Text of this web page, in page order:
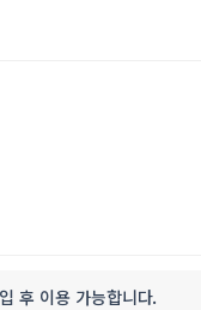
후 이용 가능합니다.